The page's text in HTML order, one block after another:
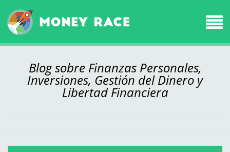
Blog sobre Finanzas Personales,
Inversiones, Gestión del Dinero y
Libertad Financiera